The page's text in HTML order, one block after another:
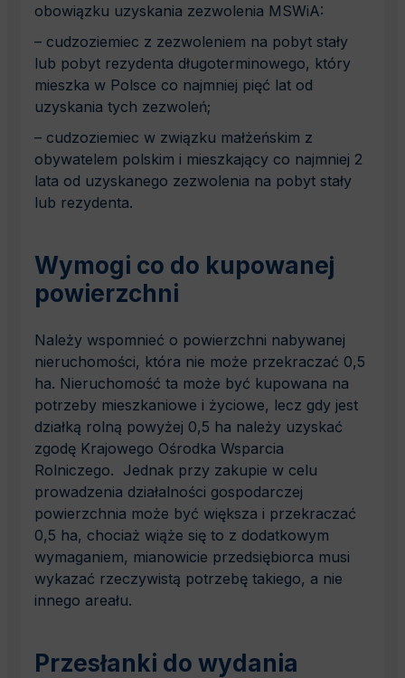
obowiązku uzyskania zezwolenia MSWiA:
– cudzoziemiec z zezwoleniem na pobyt stały
lub pobyt rezydenta długoterminowego, który
mieszka w Polsce co najmniej pięć lat od
uzyskania tych zezwoleń;
– cudzoziemiec w związku małżeńskim z
obywatelem polskim i mieszkający co najmniej 2
lata od uzyskanego zezwolenia na pobyt stały
lub rezydenta.
Wymogi co do kupowanej
powierzchni
Należy wspomnieć o powierzchni nabywanej
nieruchomości, która nie może przekraczać 0,5
ha. Nieruchomość ta może być kupowana na
potrzeby mieszkaniowe i życiowe, lecz gdy jest
działką rolną powyżej 0,5 ha należy uzyskać
zgodę Krajowego Ośrodka Wsparcia
Rolniczego. Jednak przy zakupie w celu
prowadzenia działalności gospodarczej
powierzchnia może być większa i przekraczać
0,5 ha, chociaż wiąże się to z dodatkowym
wymaganiem, mianowicie przedsiębiorca musi
wykazać rzeczywistą potrzebę takiego, a nie
innego areału.
Przesłanki do wydania